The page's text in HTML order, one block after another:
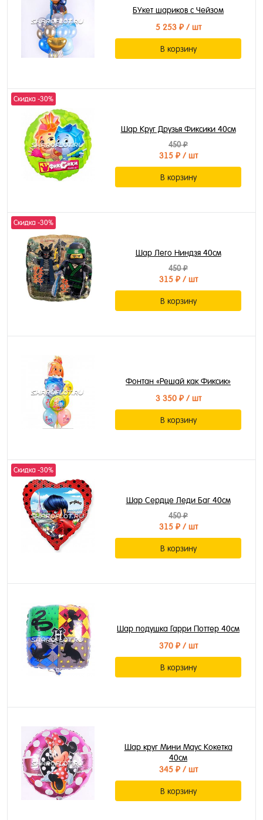
БУкет шариков с Чейзом
5 253 ₽/ шт
В корзину
Скидка -30%
Шар Круг Друзья Фиксики 40см
450 ₽
315 ₽/ шт
В корзину
Скидка -30%
Шар Лего Ниндзя 40см
450 ₽
315 ₽/ шт
В корзину
Фонтан «Решай как Фиксик»
3 350 ₽/ шт
В корзину
Скидка -30%
Шар Сердце Леди Баг 40см
450 ₽
315 ₽/ шт
В корзину
Шар подушка Гарри Поттер 40см
370 ₽/ шт
В корзину
Шар круг Мини Маус Кокетка
40см
345 ₽/ шт
В корзину